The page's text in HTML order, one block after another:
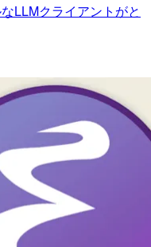
LLMクライアントがと